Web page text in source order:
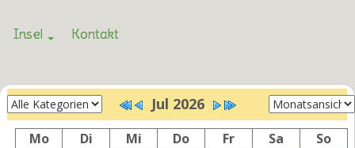
Insel Kontakt
Jul 2026
Mo Di Mi Do Fr Sa
So